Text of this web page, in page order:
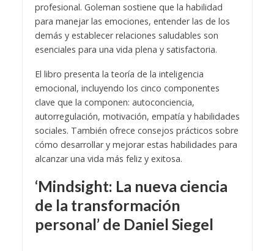
profesional. Goleman sostiene que la habilidad
para manejar las emociones, entender las de los
demás y establecer relaciones saludables son
esenciales para una vida plena y satisfactoria.
El libro presenta la teoría de la inteligencia
emocional, incluyendo los cinco componentes
clave que la componen: autoconciencia,
autorregulación, motivación, empatía y habilidades
sociales. También ofrece consejos prácticos sobre
cómo desarrollar y mejorar estas habilidades para
alcanzar una vida más feliz y exitosa.
‘Mindsight: La nueva ciencia
de la transformación
personal’ de Daniel Siegel